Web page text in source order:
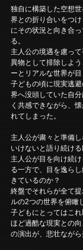
独自に構築した空想
界との折り合いをつ
にその状況と向き合
る。
主人公の境遇を慮っ
異物として排除しよ
ーとリアルな世界が目
子どもの頃に現実逃
界へ没頭していた自
く共感できながら、
れてしまった。
主人公が粛々と準備
いけないと語り続け
主人公が目を向け続
る一方で、目を逸ら
きているのか？
終盤でそれらが全て
ルの2つの世界を俯瞰
子どもにとってはこ
ほど過酷な現実との
の演出が、悲壮ながら